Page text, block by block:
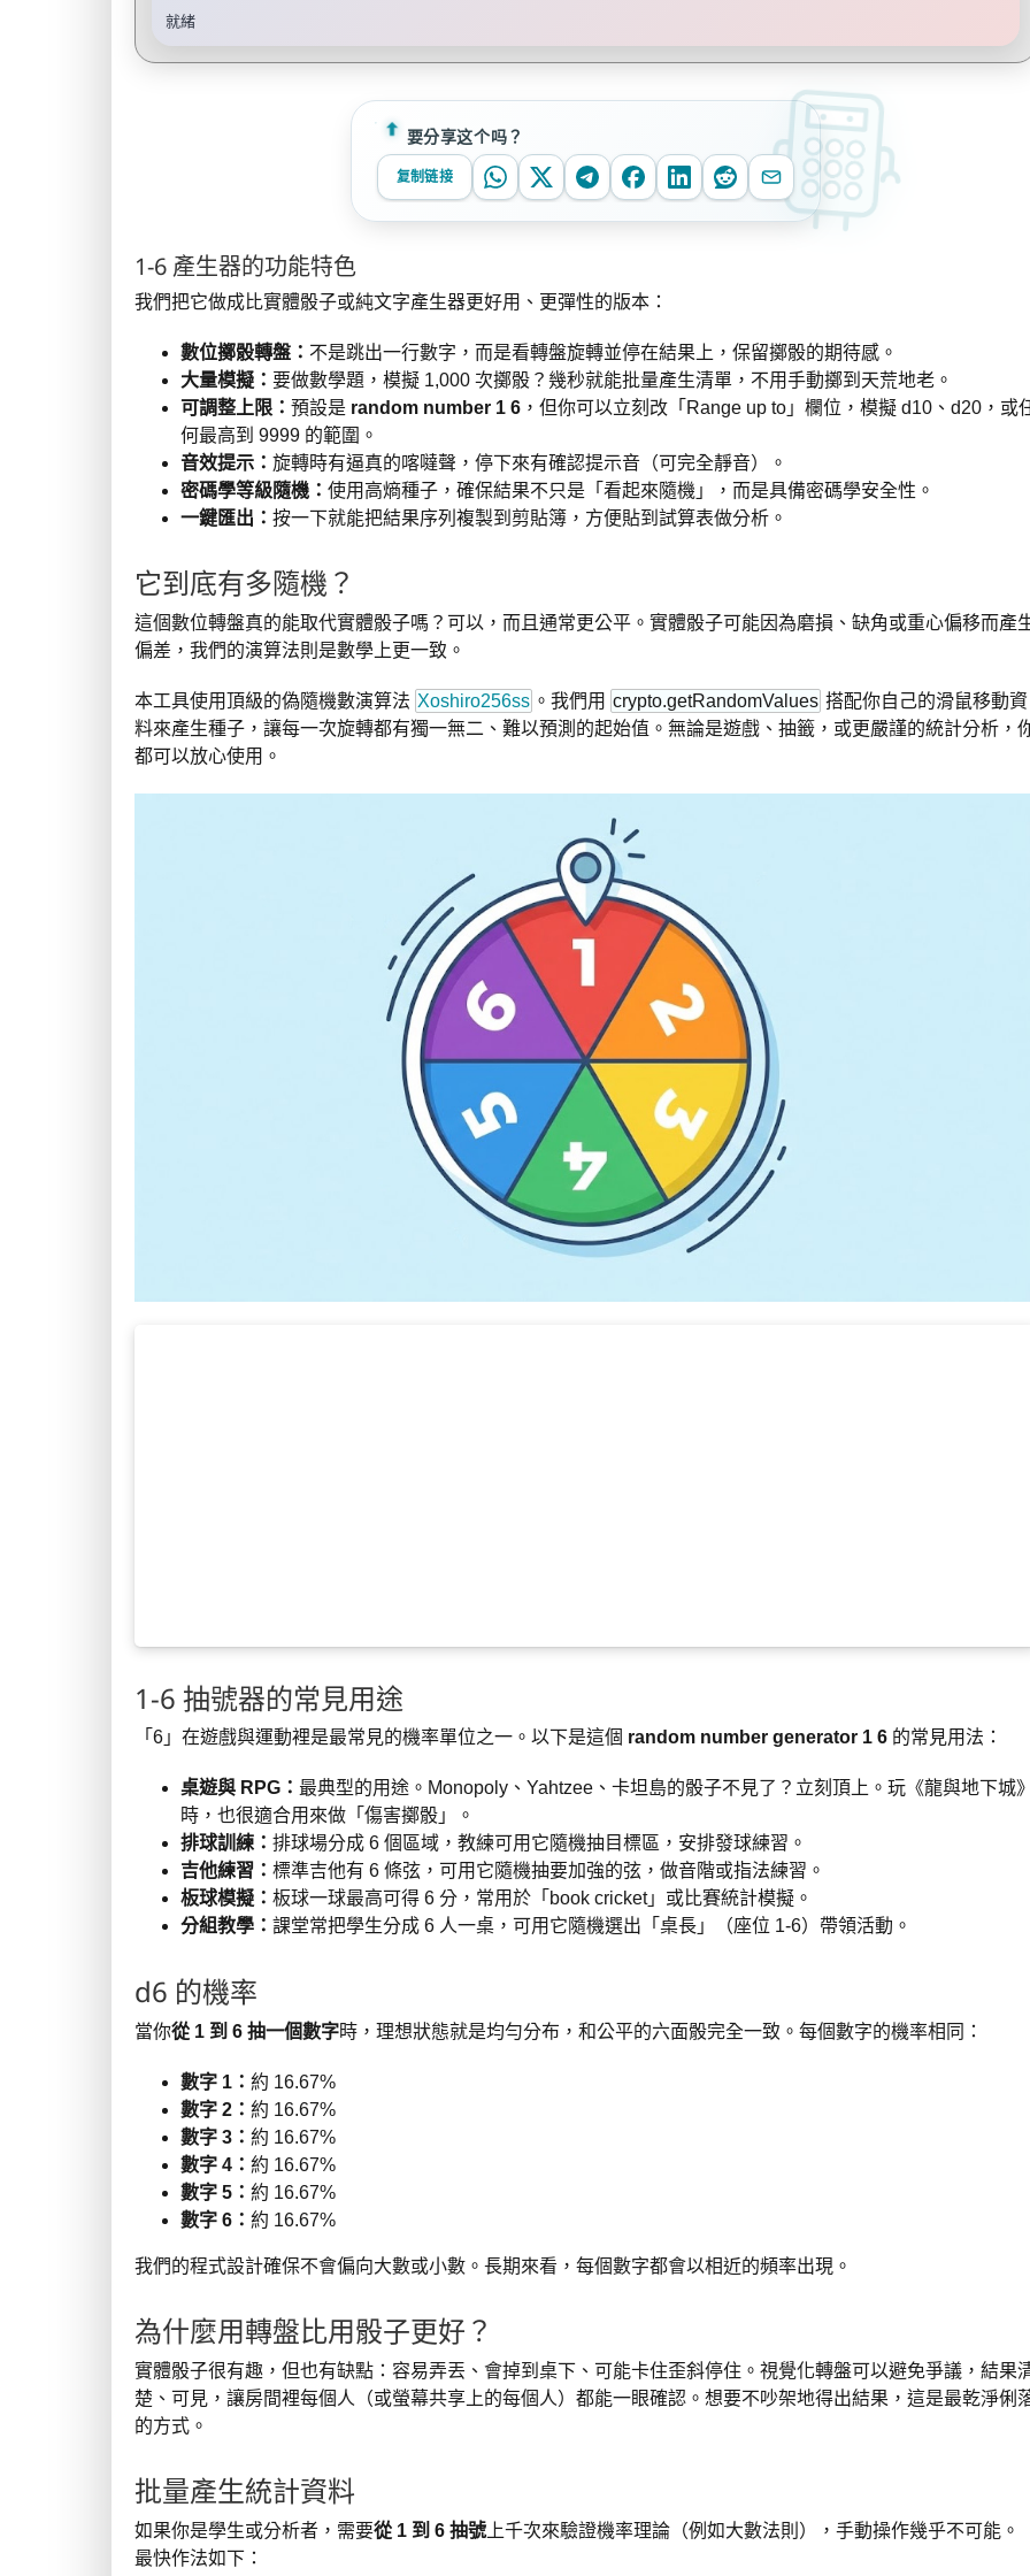
就緒
要分享这个吗？
复制链接
1-6 產生器的功能特色
我們把它做成比實體骰子或純文字產生器更好用、更彈性的版本：
數位擲骰轉盤： 不是跳出一行數字，而是看轉盤旋轉並停在結果上，保留擲骰的期待感。
大量模擬： 要做數學題，模擬 1,000 次擲骰？幾秒就能批量產生清單，不用手動擲到天荒地老。
可調整上限： 預設是 random number 1 6 ，但你可以立刻改「Range up to」欄位，模擬 d10、d20，或
何最高到 9999 的範圍。
音效提示： 旋轉時有逼真的喀噠聲，停下來有確認提示音（可完全靜音）。
密碼學等級隨機： 使用高熵種子，確保結果不只是「看起來隨機」，而是具備密碼學安全性。
一鍵匯出： 按一下就能把結果序列複製到剪貼簿，方便貼到試算表做分析。
它到底有多隨機？
這個數位轉盤真的能取代實體骰子嗎？可以，而且通常更公平。實體骰子可能因為磨損、缺角或重心偏移而產
偏差，我們的演算法則是數學上更一致。
本工具使用頂級的偽隨機數演算法 Xoshiro256ss 。我們用 crypto.getRandomValues 搭配你自己的滑鼠移動資
料來產生種子，讓每一次旋轉都有獨一無二、難以預測的起始值。無論是遊戲、抽籤，或更嚴謹的統計分析，
都可以放心使用。
1-6 抽號器的常見用途
「6」在遊戲與運動裡是最常見的機率單位之一。以下是這個 random number generator 1 6 的常見用法：
桌遊與 RPG： 最典型的用途。Monopoly、Yahtzee、卡坦島的骰子不見了？立刻頂上。玩《龍與地下城
時，也很適合用來做「傷害擲骰」。
排球訓練： 排球場分成 6 個區域，教練可用它隨機抽目標區，安排發球練習。
吉他練習： 標準吉他有 6 條弦，可用它隨機抽要加強的弦，做音階或指法練習。
板球模擬： 板球一球最高可得 6 分，常用於「book cricket」或比賽統計模擬。
分組教學： 課堂常把學生分成 6 人一桌，可用它隨機選出「桌長」（座位 1-6）帶領活動。
d6 的機率
當你從 1 到 6 抽一個數字時，理想狀態就是均勻分布，和公平的六面骰完全一致。每個數字的機率相同：
數字 1： 約 16.67%
數字 2： 約 16.67%
數字 3： 約 16.67%
數字 4： 約 16.67%
數字 5： 約 16.67%
數字 6： 約 16.67%
我們的程式設計確保不會偏向大數或小數。長期來看，每個數字都會以相近的頻率出現。
為什麼用轉盤比用骰子更好？
實體骰子很有趣，但也有缺點：容易弄丟、會掉到桌下、可能卡住歪斜停住。視覺化轉盤可以避免爭議，結果
楚、可見，讓房間裡每個人（或螢幕共享上的每個人）都能一眼確認。想要不吵架地得出結果，這是最乾淨俐
的方式。
批量產生統計資料
如果你是學生或分析者，需要從 1 到 6 抽號上千次來驗證機率理論（例如大數法則），手動操作幾乎不可能。
最快作法如下：